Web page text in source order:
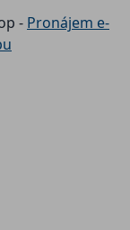
- Pronájem e-